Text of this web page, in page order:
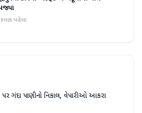
પહેલા
પર ગંદા પાણીનો નિકાલ, વેપારીઓ આકરા